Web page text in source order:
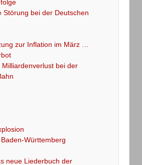
Störung bei der Deutschen
zur Inflation im März …
Milliardenverlust bei der
Württemberg
neue Liederbuch der